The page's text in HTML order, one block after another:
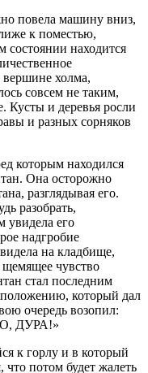
повела машину вниз,
к поместью,
состоянии находится
вершине холма,
совсем не таким,
Кусты и деревья росли
и разных сорняков
которым находился
Она осторожно
разглядывая его.
разобрать,
увидела его
надгробие
на кладбище,
щемящее чувство
стал последним
который дал
очередь возопил:
ДУРА!»
к горлу и в который
что потом будет жалеть